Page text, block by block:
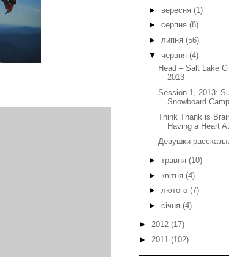
► вересня (1)
► серпня (8)
► липня (56)
▼ червня (4)
Head – Salt Lake
2013
Session 1, 2013:
Snowboard Camp
Think Thank is
Having a Heart
Девушки
► травня (10)
► квітня (4)
► лютого (7)
► січня (4)
► 2012 (17)
► 2011 (102)